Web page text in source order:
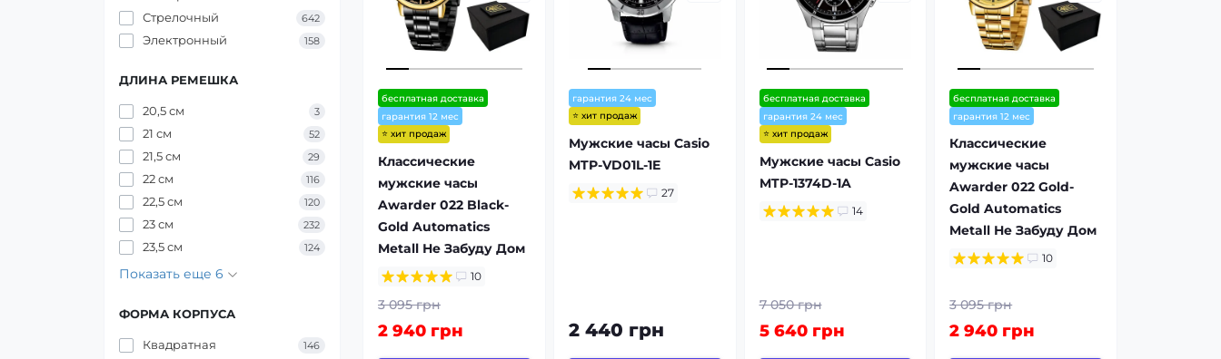
Стрелочный 642
Электронный 158
ДЛИНА РЕМЕШКА
20,5 см 3
21 см 52
21,5 см 29
22 см 116
22,5 см 120
23 см 232
23,5 см 124
Показать еще 6
ФОРМА КОРПУСА
Квадратная 146
бесплатная доставка
гарантия 12 мес
⭐ хит продаж
Классические
мужские часы
Awarder 022 Black-
Gold Automatics
Metall Не Забуду Дом
10
3 095 грн
2 940 грн
гарантия 24 мес
⭐ хит продаж
Мужские часы Casio
MTP-VD01L-1E
27
2 440 грн
бесплатная доставка
гарантия 24 мес
⭐ хит продаж
Мужские часы Casio
MTP-1374D-1A
14
7 050 грн
5 640 грн
бесплатная доставка
гарантия 12 мес
Классические
мужские часы
Awarder 022 Gold-
Gold Automatics
Metall Не Забуду Дом
10
3 095 грн
2 940 грн